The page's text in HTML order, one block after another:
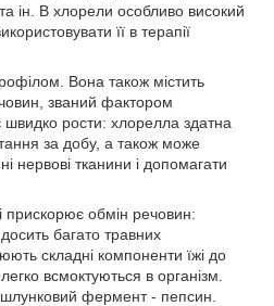
та ін. В хлорели особливо високий
її в терапії
Вона також містить
званий фактором
швидко рости: хлорелла здатна
за добу, а також може
нервові тканини і допомагати
прискорює обмін речовин:
багато травних
складні компоненти їжі до
всмоктуються в організм.
фермент - пепсин.